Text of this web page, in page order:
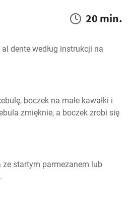
20 min.
dente według instrukcji na
boczek na małe kawałki i
zmięknie, a boczek zrobi się
startym parmezanem lub